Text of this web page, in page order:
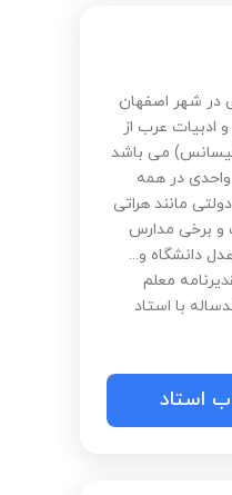
در شهر اصفهان
ادبیات عرب از
لیسانس) می باشد
در همه
مانند هراتی
و برخی مدارس
دانشگاه و...
معلم
با استاد
استاد